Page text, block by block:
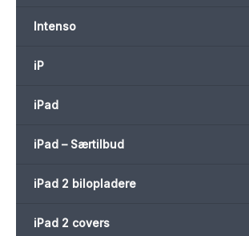
Intenso
iP
iPad
iPad – Særtilbud
iPad 2 bilopladere
iPad 2 covers